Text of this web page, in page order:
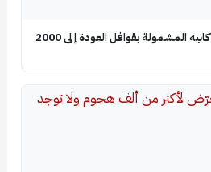
رفع تعويضات عائلات سري كانيه المشمولة بقوافل العودة إلى 2000